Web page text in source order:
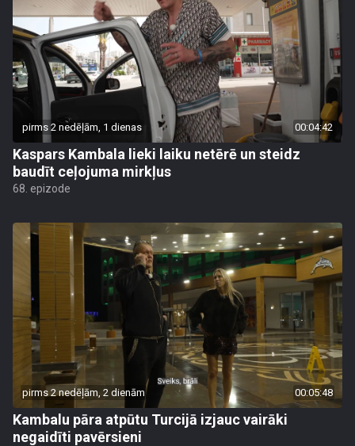
pirms 2 nedēļām, 1 dienas 00:04:42
Kaspars Kambala lieki laiku netērē un steidz
baudīt ceļojuma mirkļus
68. epizode
pirms 2 nedēļām, 2 dienām 00:05:48
Kambalu pāra atpūtu Turcijā izjauc vairāki
negaidīti pavērsieni